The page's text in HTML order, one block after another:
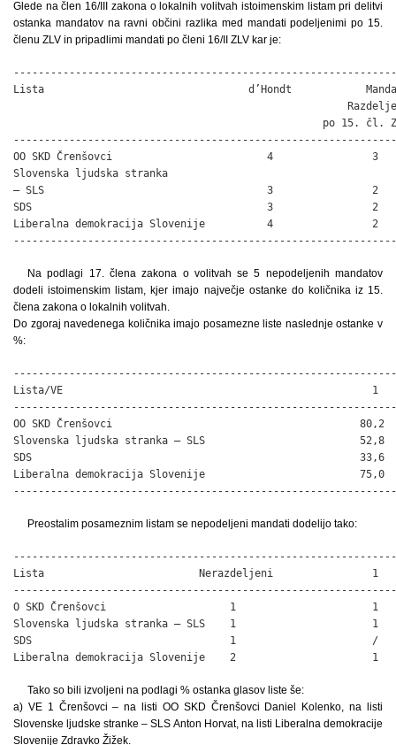
Glede na člen 16/III zakona o lokalnih volitvah istoimenskim listam pri delitvi
ostanka mandatov na ravni občini razlika med mandati podeljenimi po 15.
členu ZLV in pripadlimi mandati po členi 16/II ZLV kar je:
Lista                                 d’Hondt
po 15. čl.
OO SKD Črenšovci                         4
Slovenska ljudska stranka
– SLS                                    3                2
SDS                                      3                2
Liberalna demokracija Slovenije          4
Na podlagi 17. člena zakona o volitvah se 5 nepodeljenih mandatov
dodeli istoimenskim listam, kjer imajo največje ostanke do količnika iz 15.
člena zakona o lokalnih volitvah.
Do zgoraj navedenega količnika imajo posamezne liste naslednje ostanke v
%:
Lista/VE                                                  1
OO SKD Črenšovci
Slovenska ljudska stranka – SLS
SDS                                                     33,6
Liberalna demokracija Slovenije
Preostalim posameznim listam se nepodeljeni mandati dodelijo tako:
Lista                         Nerazdeljeni                1
O SKD Črenšovci                    1
Slovenska ljudska stranka – SLS    1
SDS                                1                      /
Liberalna demokracija Slovenije    2
Tako so bili izvoljeni na podlagi % ostanka glasov liste še:
a) VE 1 Črenšovci – na listi OO SKD Črenšovci Daniel Kolenko, na listi
Slovenske ljudske stranke – SLS Anton Horvat, na listi Liberalna demokracije
Slovenije Zdravko Žižek.